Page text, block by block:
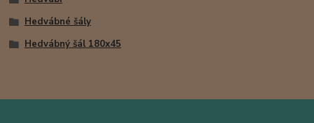
Hedvábné šály
Hedvábný šál 180x45